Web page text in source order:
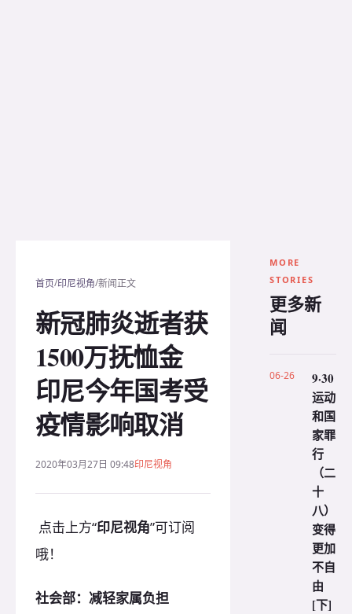
首页/印尼视角/新闻正文
新冠肺炎逝者获
1500万抚恤金
印尼今年国考受
疫情影响取消
2020年03月27日 09:48印尼视角
点击上方“印尼视角”可订阅
哦！
社会部：减轻家属负担
MORE
STORIES
更多新
闻
06-26
9·30
运动
和国
家罪
行
（二
十
八）
变得
更加
不自
由
[下]